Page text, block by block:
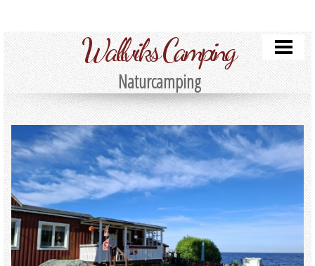
OM OSS
UTBUD
FOTOGALLERI
KONTAKTA
Wallviks Camping
Naturcamping